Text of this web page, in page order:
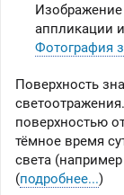
Изображение
аппликации
Фотография
Поверхность
поверхностью
тёмное время
света
(подробнее...)